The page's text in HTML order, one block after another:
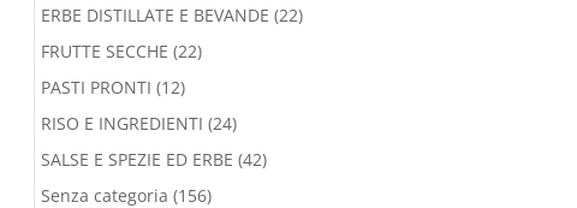
ERBE DISTILLATE E BEVANDE (22)
FRUTTE SECCHE (22)
PASTI PRONTI (12)
RISO E INGREDIENTI (24)
SALSE E SPEZIE ED ERBE (42)
Senza categoria (156)